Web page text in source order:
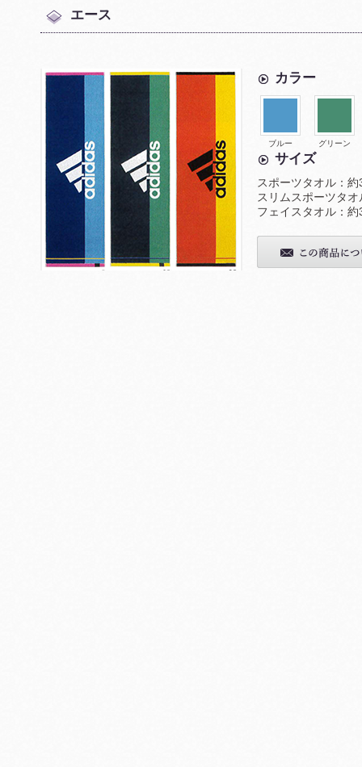
エース
カラー
ブルー グリーン
サイズ
スポーツタオル：
スリムスポーツタ
フェイスタオル：